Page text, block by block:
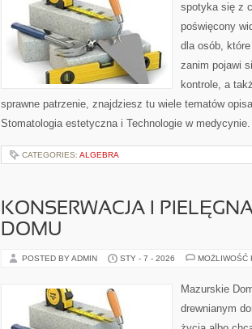
spotyka się z
poświęcony
dla osób,
zanim pojawi
kontrole, a
sprawne patrzenie, znajdziesz tu wiele tematów
Stomatologia estetyczna i Technologie w
CATEGORIES: ALGEBRA
KONSERWACJA I
DOMU
POSTED BY ADMIN STY - 7 - 2026 MOŻLIWOŚĆ
Mazurskie
drewnianym